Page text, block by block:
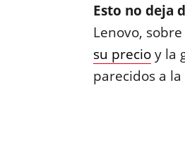
Esto no deja
Lenovo,
su precioy la
parecidos a